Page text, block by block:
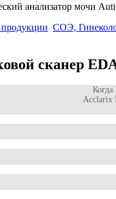
анализатор мочи
СОЭ,
сканер
Acclarix